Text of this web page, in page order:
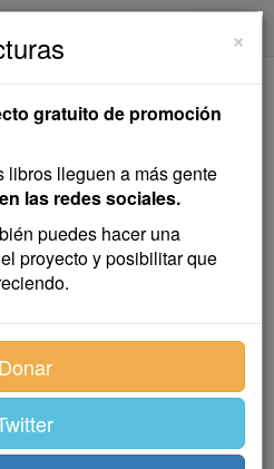
Hija del
×
gratuito de promoción
libros lleguen a más gente
las redes sociales.
puedes hacer una
proyecto y posibilitar que
Donar